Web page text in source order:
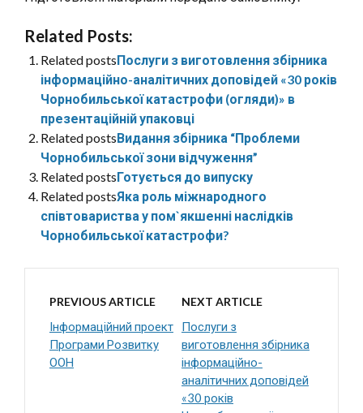
Related Posts:
Related postsПослуги з виготовлення збірника
інформаційно-аналітичних доповідей «30 років
Чорнобильської катастрофи (огляди)» в
презентаційній упаковці
Related postsВидання збірника “Проблеми
Чорнобильської зони відчуження”
Related postsГотується до випуску
Related postsЯка роль міжнародного
співтовариства у пом`якшенні наслідків
Чорнобильської катастрофи?
PREVIOUS ARTICLE
Інформаційний проект
Програми Розвитку
ООН
NEXT ARTICLE
Послуги з
виготовлення збірника
інформаційно-
аналітичних доповідей
«30 років